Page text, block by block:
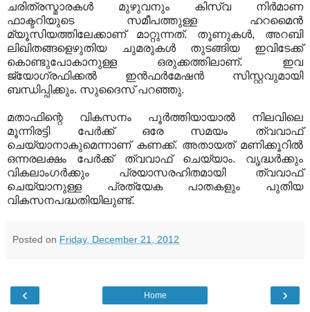
ചരിത്രസ്മാരകള്‍ മുഴുവനും കിസ്‌വ നിര്‍മാണ
ഫാക്ടറിയുടെ സമീപത്തുള്ള ഹറമൈന്‍
മ്യൂസിയത്തിലേക്കാണ് മാറ്റുന്നത്. തൂണുകള്‍, അറബി
ലിഖിതങ്ങളെഴുതിയ ചുമരുകള്‍ തുടങ്ങിയ ഇവിടേക്ക്
കൊണ്ടുപോകാനുള്ള ഒരുക്കത്തിലാണ്. ഇവ
ജ്യോഗ്രഫിക്കല്‍ ഇന്‍ഫര്‍മേഷന്‍ സിസ്റ്റവുമായി
ബന്ധിപ്പിക്കും. സുദൈസ് പറഞ്ഞു.
മതാഫിന്റെ വികസനം പൂര്‍ത്തിയായാല്‍ നിലവിലെ
മൂന്നിരട്ടി പേര്‍ക്ക് ഒരേ സമയം ത്വവാഫ്
ചെയ്യാനാകുമെന്നാണ് കണക്ക്. അതായത് മണിക്കൂറില്‍
ഒന്നരലക്ഷം പേര്‍ക്ക് ത്വവാഫ് ചെയ്യാം. വൃദ്ധര്‍ക്കും
വികലാംഗര്‍ക്കും പ്രയാസരഹിതമായി ത്വവാഫ്
ചെയ്യാനുള്ള പ്രത്യേക പാതകളും പുതിയ
വികസനപദ്ധതിയിലുണ്ട്.
Posted on Friday, December 21, 2012
‹ ›
Home